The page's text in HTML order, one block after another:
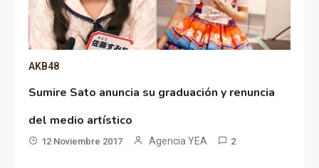
AKB48
Sumire Sato anuncia su graduación y renuncia
del medio artístico
12 Noviembre 2017 Agencia YEA 2